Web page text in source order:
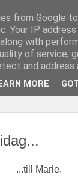
...till Marie.
from Google
Your IP
with
of service,
and address
MORE